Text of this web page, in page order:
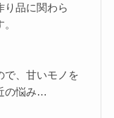
り品に関わら
で、甘いモノを
の悩み…